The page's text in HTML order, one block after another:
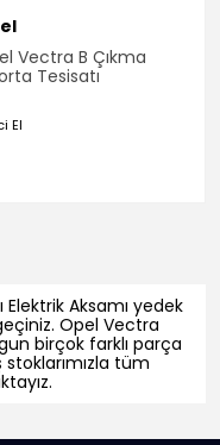
Vectra B Çıkma
Tesisatı
El
Aksamı yedek
Opel Vectra
birçok farklı parça
tüm